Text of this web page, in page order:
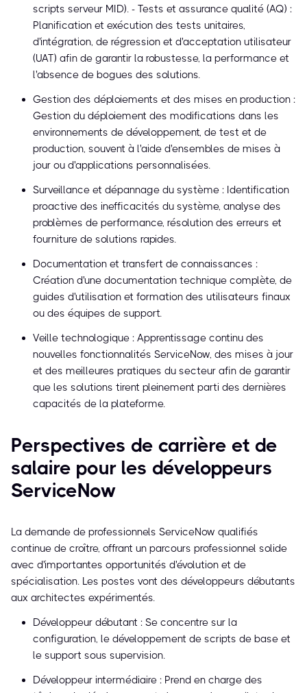
scripts serveur MID). - Tests et assurance qualité (AQ) :
Planification et exécution des tests unitaires,
d'intégration, de régression et d'acceptation utilisateur
(UAT) afin de garantir la robustesse, la performance et
l'absence de bogues des solutions.
Gestion des déploiements et des mises en production :
Gestion du déploiement des modifications dans les
environnements de développement, de test et de
production, souvent à l'aide d'ensembles de mises à
jour ou d'applications personnalisées.
Surveillance et dépannage du système : Identification
proactive des inefficacités du système, analyse des
problèmes de performance, résolution des erreurs et
fourniture de solutions rapides.
Documentation et transfert de connaissances :
Création d'une documentation technique complète, de
guides d'utilisation et formation des utilisateurs finaux
ou des équipes de support.
Veille technologique : Apprentissage continu des
nouvelles fonctionnalités ServiceNow, des mises à jour
et des meilleures pratiques du secteur afin de garantir
que les solutions tirent pleinement parti des dernières
capacités de la plateforme.
Perspectives de carrière et de
salaire pour les développeurs
ServiceNow
La demande de professionnels ServiceNow qualifiés
continue de croître, offrant un parcours professionnel solide
avec d'importantes opportunités d'évolution et de
spécialisation. Les postes vont des développeurs débutants
aux architectes expérimentés.
Développeur débutant : Se concentre sur la
configuration, le développement de scripts de base et
le support sous supervision.
Développeur intermédiaire : Prend en charge des